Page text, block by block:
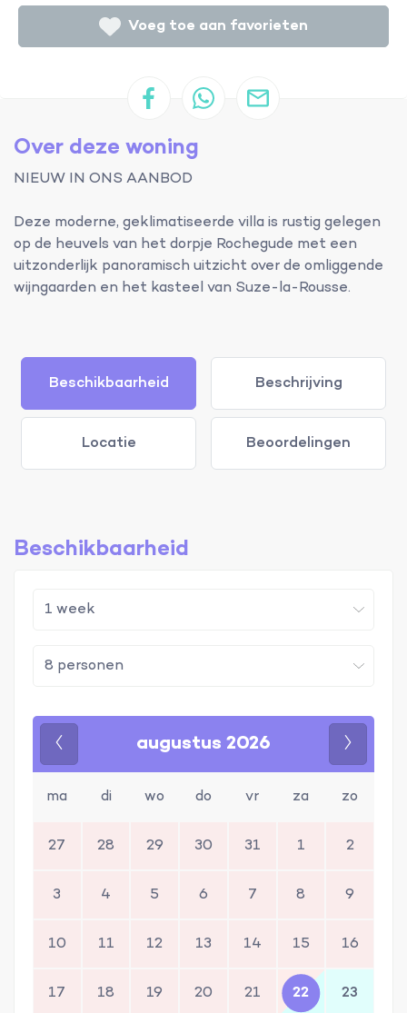
Voeg toe aan favorieten
Over deze woning
NIEUW IN ONS AANBOD
Deze moderne, geklimatiseerde villa is rustig gelegen
op de heuvels van het dorpje Rochegude met een
uitzonderlijk panoramisch uitzicht over de omliggende
wijngaarden en het kasteel van Suze-la-Rousse.
Beschikbaarheid Beschrijving
Locatie Beoordelingen
Beschikbaarheid
augustus 2026
ma di wo do vr za zo
27 28 29 30 31 1 2
3 4 5 6 7 8 9
10 11 12 13 14 15 16
17 18 19 20 21 22 23